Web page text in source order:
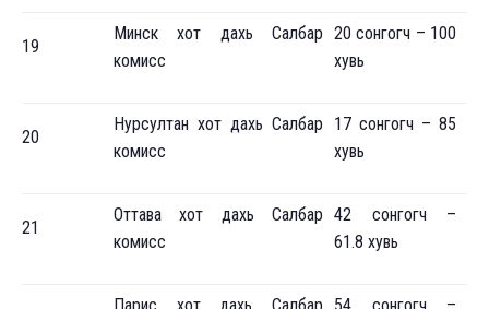
19
Минск хот дахь Салбар
комисс
20 сонгогч – 100
хувь
20
Нурсултан хот дахь Салбар
комисс
17 сонгогч – 85
хувь
21
Оттава хот дахь Салбар
комисс
42 сонгогч –
61.8 хувь
Парис хот дахь Салбар 54 сонгогч –